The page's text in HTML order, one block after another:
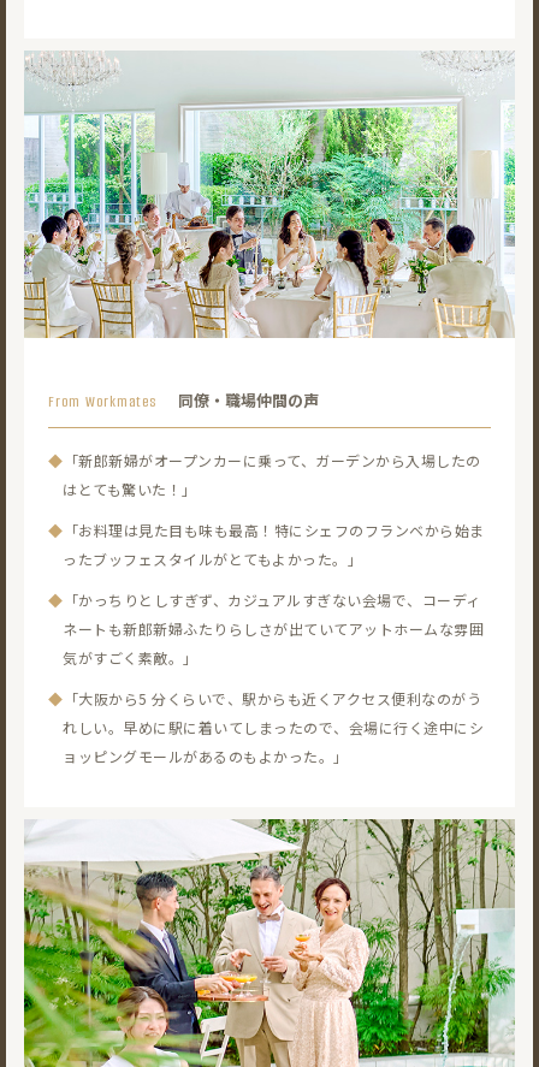
From Workmates 同僚・職場仲間の声
◆ 「新郎新婦がオープンカーに乗って、ガーデンから入場したの
はとても驚いた！」
◆ 「お料理は見た目も味も最高！ 特にシェフのフランベから始ま
ったブッフェスタイルがとてもよかった。」
◆ 「かっちりとしすぎず、カジュアルすぎない会場で、 コーディ
ネートも新郎新婦ふたりらしさが出ていてアットホームな雰囲
気がすごく素敵。」
◆ 「大阪から5 分くらいで、駅からも近くアクセス便利なのがう
れしい。 早めに駅に着いてしまったので、会場に行く途中にシ
ョッピングモールがあるのもよかった。」